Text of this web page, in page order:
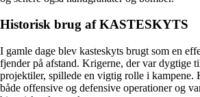
Historisk brug af KASTESKYTS
I gamle dage blev kasteskyts brugt som en
fjender på afstand. Krigerne, der var dygtige
projektiler, spillede en vigtig rolle i kampene.
både offensive og defensive operationer og